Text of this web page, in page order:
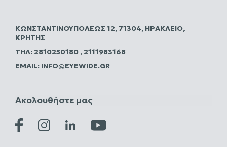
ΚΩΝΣΤΑΝΤΙΝΟΥΠΌΛΕΩΣ 12, 71304, ΗΡΆΚΛΕΙΟ,
ΚΡΉΤΗΣ
ΤΗΛ: 2810250180 , 2111983168
EMAIL: INFO@EYEWIDE.GR
Ακολουθήστε μας